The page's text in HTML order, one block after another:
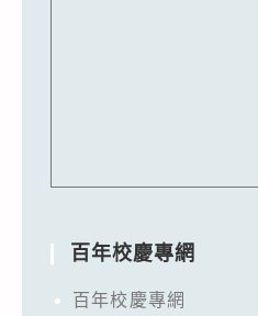
百年校慶專網
百年校慶專網